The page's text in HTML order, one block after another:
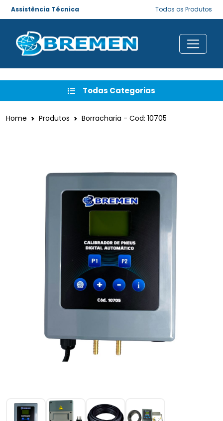
Assistência Técnica Todos os Produtos
Todas Categorias
Home Produtos Borracharia - Cod: 10705